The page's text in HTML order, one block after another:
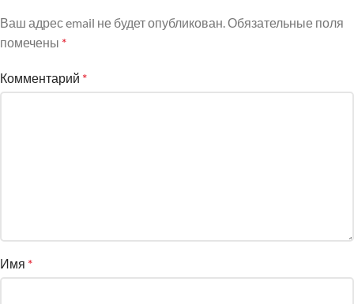
Ваш адрес email не будет опубликован.Обязательные поля
помечены *
Комментарий *
Имя *